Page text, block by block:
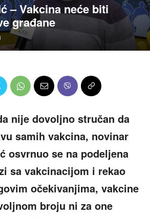
– Vakcina neće biti
građane
nije dovoljno stručan da
samih vakcina, novinar
osvrnuo se na podeljena
sa vakcinacijom i rekao
očekivanjima, vakcine
broju ni za one